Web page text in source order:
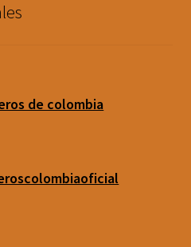
de colombia